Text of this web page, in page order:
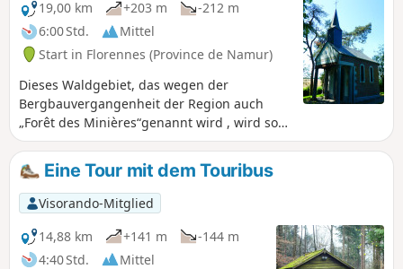
Meuse, Nachstellungen in historischen Kostümen der
napoleonischen Armeen.
19,00 km +203 m
-212 m
6:00 Std.
Mittel
Start in Florennes (Province de Namur)
Dieses Waldgebiet, das wegen der
Bergbauvergangenheit der Region auch
„Forêt des Minières“genannt wird , wird so
manchen Wanderer verzaubern. Die Natur
ist hier unangefochtener Herrscher, und
abgesehen von ein wenig Lärmbelästigung
in der Nähe der N932 herrscht absolute
Ruhe, untermalt je nach Jahreszeit und
Wetter vom Vogelgesang oder dem Rascheln
der Blätter im Wind.
Eine Tour mit dem Touribus
Visorando-Mitglied
14,88 km
+141 m
-144 m
4:40 Std.
Mittel